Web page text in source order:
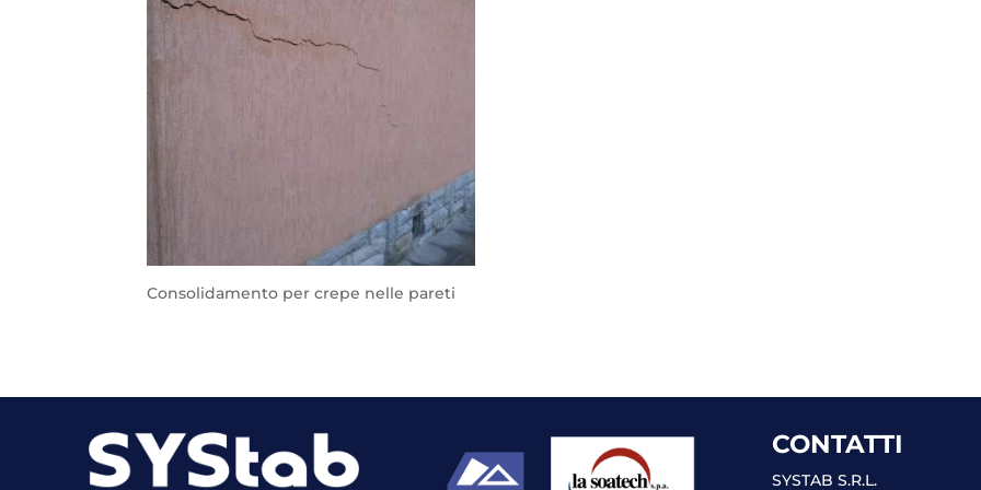
Consolidamento per crepe nelle pareti
CONTATTI
SYSTAB S.R.L.